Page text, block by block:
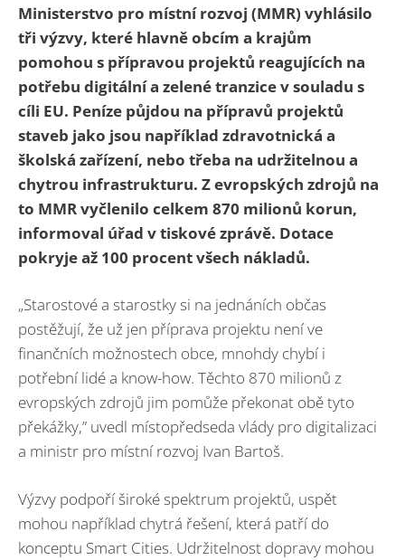
Ministerstvo pro místní rozvoj (MMR) vyhlásilo
tři výzvy, které hlavně obcím a krajům
pomohou s přípravou projektů reagujících na
potřebu digitální a zelené tranzice v souladu s
cíli EU. Peníze půjdou na přípravů projektů
staveb jako jsou například zdravotnická a
školská zařízení, nebo třeba na udržitelnou a
chytrou infrastrukturu. Z evropských zdrojů na
to MMR vyčlenilo celkem 870 milionů korun,
informoval úřad v tiskové zprávě. Dotace
pokryje až 100 procent všech nákladů.
„Starostové a starostky si na jednáních občas
postěžují, že už jen příprava projektu není ve
finančních možnostech obce, mnohdy chybí i
potřební lidé a know-how. Těchto 870 milionů z
evropských zdrojů jim pomůže překonat obě tyto
překážky,” uvedl místopředseda vlády pro digitalizaci
a ministr pro místní rozvoj Ivan Bartoš.
Výzvy podpoří široké spektrum projektů, uspět
mohou například chytrá řešení, která patří do
konceptu Smart Cities. Udržitelnost dopravy mohou